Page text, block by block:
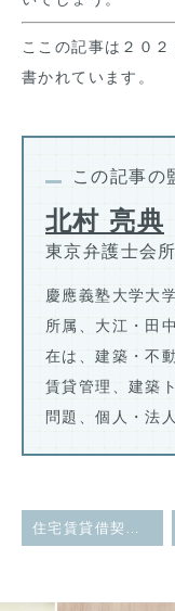
ここの記事は２０
書かれています。
この記事の
北村 亮典
東京弁護士会
慶應義塾大学大
所属、大江・田
在は、建築・不
賃貸管理、建築
問題、個人・法
住宅賃貸借契約において中途解約の違約金を賃料の何ヶ月分までとすることが可能か